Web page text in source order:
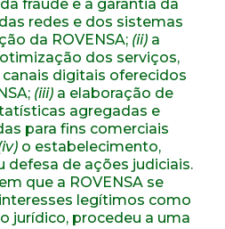
fraude e a garantia da
redes e dos sistemas
da ROVENSA; (ii) a
dos serviços,
digitais oferecidos
(iii) a elaboração de
agregadas e
para fins comerciais
o estabelecimento,
defesa de ações judiciais.
que a ROVENSA se
legítimos como
jurídico, procedeu a uma